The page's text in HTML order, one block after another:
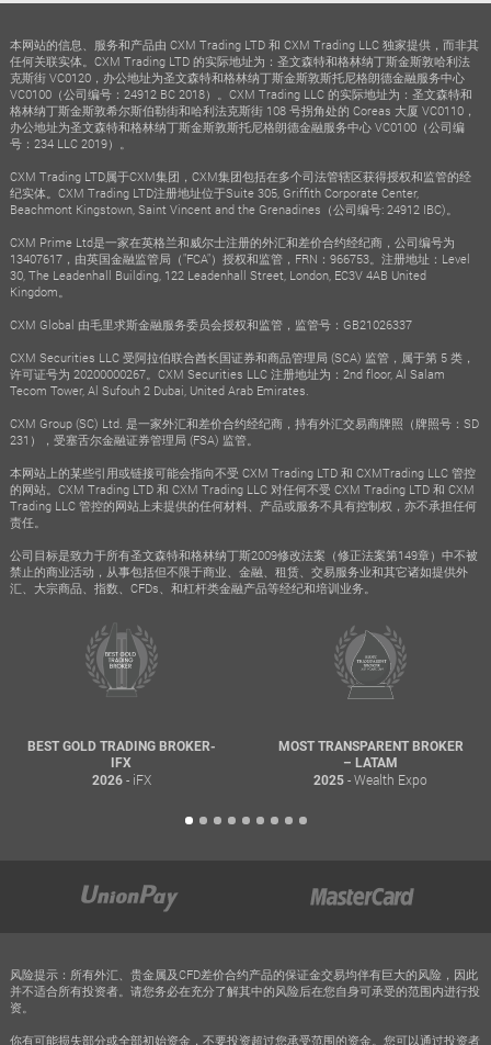
本网站的信息、服务和产品由 CXM Trading LTD 和 CXM Trading LLC 独家提供，而非其
任何关联实体。CXM Trading LTD 的实际地址为：圣文森特和格林纳丁斯金斯敦哈利法
克斯街 VC0120，办公地址为圣文森特和格林纳丁斯金斯敦斯托尼格朗德金融服务中心
VC0100（公司编号：24912 BC 2018）。CXM Trading LLC 的实际地址为：圣文森特和
格林纳丁斯金斯敦希尔斯伯勒街和哈利法克斯街 108 号拐角处的 Coreas 大厦 VC0110，
办公地址为圣文森特和格林纳丁斯金斯敦斯托尼格朗德金融服务中心 VC0100（公司编
号：234 LLC 2019）。
CXM Trading LTD属于CXM集团，CXM集团包括在多个司法管辖区获得授权和监管的经
纪实体。CXM Trading LTD注册地址位于Suite 305, Griffith Corporate Center,
Beachmont Kingstown, Saint Vincent and the Grenadines（公司编号: 24912 IBC)。
CXM Prime Ltd是一家在英格兰和威尔士注册的外汇和差价合约经纪商，公司编号为
13407617，由英国金融监管局（"FCA"）授权和监管，FRN：966753。注册地址：Level
30, The Leadenhall Building, 122 Leadenhall Street, London, EC3V 4AB United
Kingdom。
CXM Global 由毛里求斯金融服务委员会授权和监管，监管号：GB21026337
CXM Securities LLC 受阿拉伯联合酋长国证券和商品管理局 (SCA) 监管，属于第 5 类，
许可证号为 20200000267。CXM Securities LLC 注册地址为：2nd floor, Al Salam
Tecom Tower, Al Sufouh 2 Dubai, United Arab Emirates.
CXM Group (SC) Ltd. 是一家外汇和差价合约经纪商，持有外汇交易商牌照（牌照号：SD
231），受塞舌尔金融证券管理局 (FSA) 监管。
本网站上的某些引用或链接可能会指向不受 CXM Trading LTD 和 CXMTrading LLC 管控
的网站。CXM Trading LTD 和 CXM Trading LLC 对任何不受 CXM Trading LTD 和 CXM
Trading LLC 管控的网站上未提供的任何材料、产品或服务不具有控制权，亦不承担任何
责任。
公司目标是致力于所有圣文森特和格林纳丁斯2009修改法案（修正法案第149章）中不被
禁止的商业活动，从事包括但不限于商业、金融、租赁、交易服务业和其它诸如提供外
汇、大宗商品、指数、CFDs、和杠杆类金融产品等经纪和培训业务。
BEST GOLD TRADING BROKER-
IFX
2026- iFX
MOST TRANSPARENT BROKER
– LATAM
2025 - Wealth Expo
风险提示：所有外汇、贵金属及CFD差价合约产品的保证金交易均伴有巨大的风险，因此
并不适合所有投资者。请您务必在充分了解其中的风险后在您自身可承受的范围内进行投
资。
你有可能损失部分或全部初始资金，不要投资超过您承受范围的资金。您可以通过投资者